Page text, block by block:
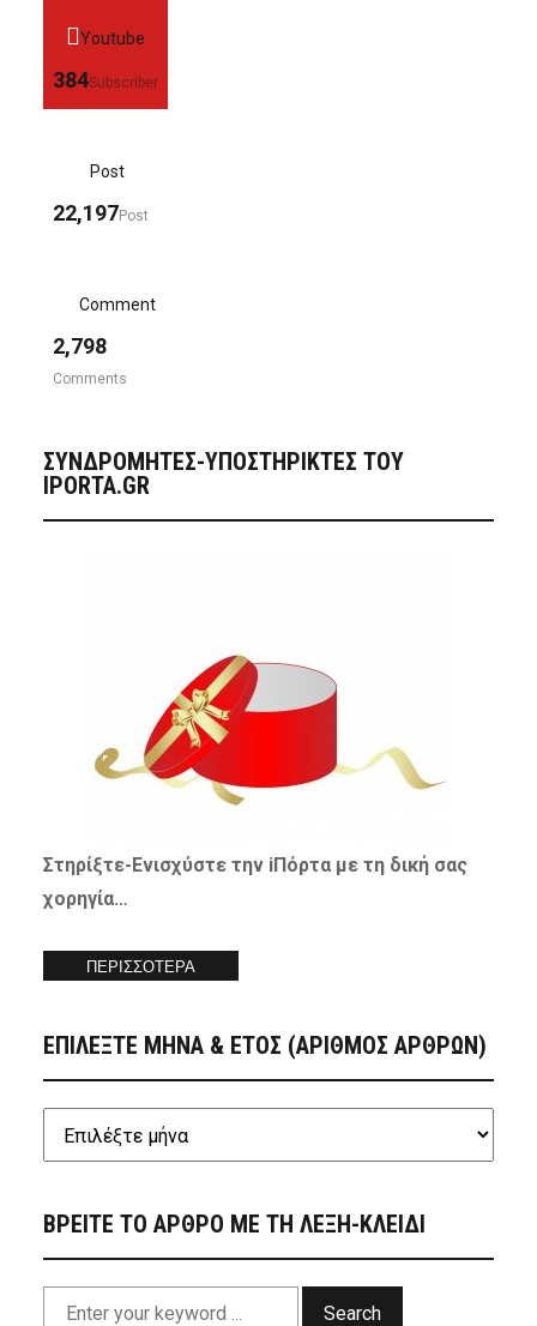
Youtube
384Subscriber
Post
22,197Post
Comment
2,798
Comments
ΣΥΝΔΡΟΜΗΤΈΣ-ΥΠΟΣΤΗΡΙΚΤΈΣ ΤΟΥ
IPORTA.GR
Στηρίξτε-Ενισχύστετην iΠόρτα με τη δική σας
χορηγία…
ΠΕΡΙΣΣΟΤΕΡΑ
ΕΠΙΛΕΞΤΕ ΜΗΝΑ & ΕΤΟΣ (ΑΡΙΘΜΟΣ ΑΡΘΡΩΝ)
ΒΡΕΙΤΕ ΤΟ ΑΡΘΡΟ ΜΕ ΤΗ ΛΕΞΗ-ΚΛΕΙΔΙ
Search